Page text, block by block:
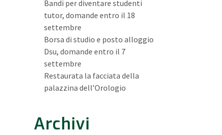
Bandi per diventare studenti
tutor, domande entro il 18
settembre
Borsa di studio e posto alloggio
Dsu, domande entro il 7
settembre
Restaurata la facciata della
palazzina dell’Orologio
Archivi